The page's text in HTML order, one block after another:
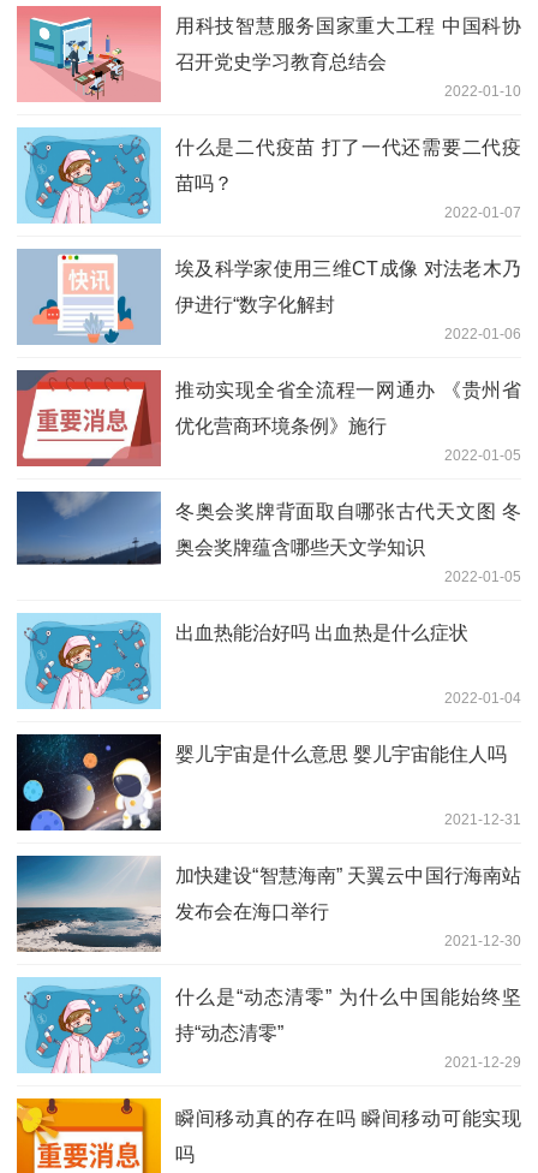
用科技智慧服务国家重大工程 中国科协
召开党史学习教育总结会
2022-01-10
什么是二代疫苗 打了一代还需要二代疫
苗吗？
2022-01-07
埃及科学家使用三维CT成像 对法老木乃
伊进行“数字化解封
2022-01-06
推动实现全省全流程一网通办 《贵州省
优化营商环境条例》施行
2022-01-05
冬奥会奖牌背面取自哪张古代天文图 冬
奥会奖牌蕴含哪些天文学知识
2022-01-05
出血热能治好吗 出血热是什么症状
2022-01-04
婴儿宇宙是什么意思 婴儿宇宙能住人吗
2021-12-31
加快建设“智慧海南” 天翼云中国行海南站
发布会在海口举行
2021-12-30
什么是“动态清零” 为什么中国能始终坚
持“动态清零”
2021-12-29
瞬间移动真的存在吗 瞬间移动可能实现
吗